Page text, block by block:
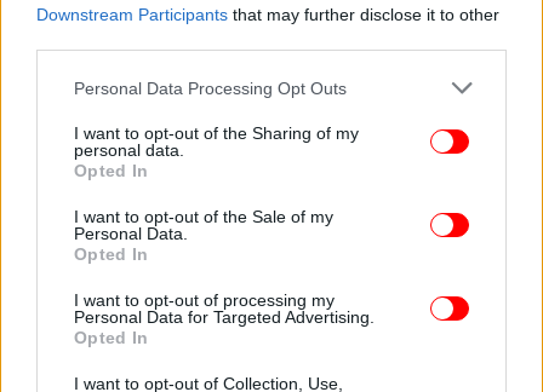
Downstream Participants that may further disclose it to other
Please note that this website/app uses one or more Google
not limited to your visit or usage behaviour. You may click to
grant or deny consent to Google and its third-party tags to
use your data for below specified purposes in below Google
consent section.
Personal Data Processing Opt Outs
I want to opt-out of the Sharing of my
personal data.
Opted In
I want to opt-out of the Sale of my
Personal Data.
Opted In
I want to opt-out of processing my
Personal Data for Targeted Advertising.
Opted In
I want to opt-out of Collection, Use,
ΚΟΣΜΟΣ 03/03/2022 10:20